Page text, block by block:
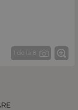
1 de la 8